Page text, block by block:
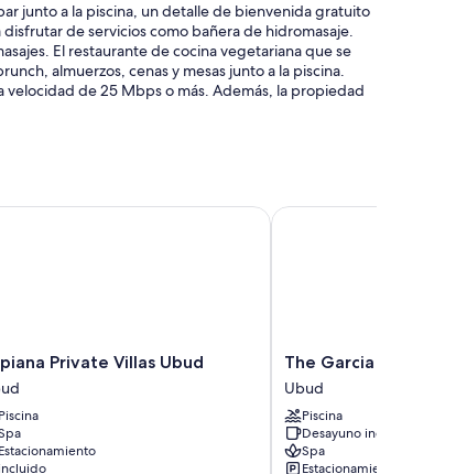
junto a la piscina, un detalle de bienvenida gratuito
de servicios como bañera de hidromasaje.
El restaurante de cocina vegetariana que se
almuerzos, cenas y mesas junto a la piscina.
velocidad de 25 Mbps o más. Además, la propiedad
y batas.
Private Villas Ubud
Piscina
Estacionamiento
incluido
Private Villas Ubud
The
Garcia
Ubud
Hotel
&
Resort
The Garcia Ubud
Ubud
Piscina
Desayuno incluido
Spa
Estacionamiento
The Garcia Ubud